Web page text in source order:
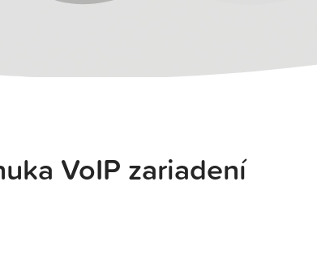
VoIP zariadení